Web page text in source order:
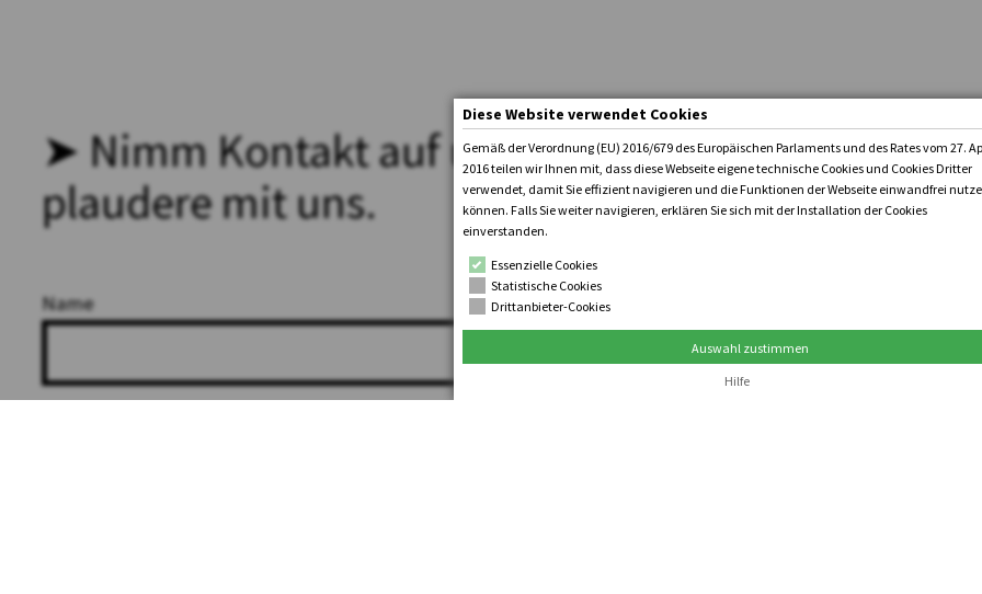
➤ Nimm Kontakt auf und
plaudere mit uns.
Name
Diese Website verwendet Cookies
Gemäß der Verordnung (EU) 2016/679 des Europäischen Parlaments und des Rates vom 27.
2016 teilen wir Ihnen mit, dass diese Webseite eigene technische Cookies und Cookies Dritter
verwendet, damit Sie effizient navigieren und die Funktionen der Webseite einwandfrei
können. Falls Sie weiter navigieren, erklären Sie sich mit der Installation der Cookies
einverstanden.
Essenzielle Cookies
Statistische Cookies
Drittanbieter-Cookies
Auswahl zustimmen
Hilfe